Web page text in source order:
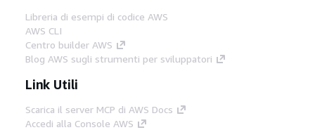
Libreria di esempi di codice AWS
AWS CLI
Centro builder AWS
Blog AWS sugli strumenti per sviluppatori
Link Utili
Scarica il server MCP di AWS Docs
Accedi alla Console AWS